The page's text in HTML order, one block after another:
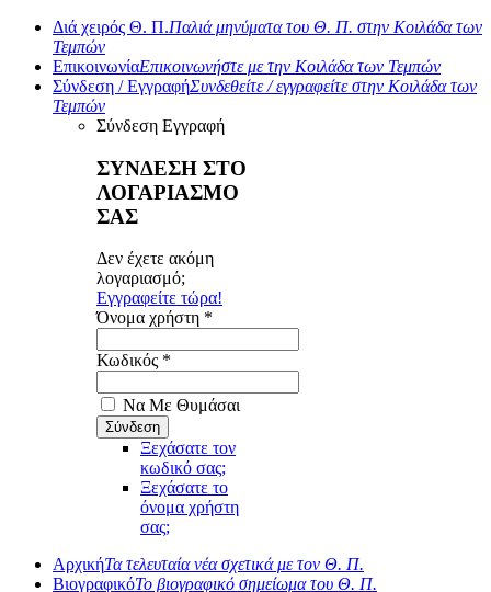
Διά χειρός Θ. Π.Παλιά μηνύματα του Θ. Π. στην Κοιλάδα των
Τεμπών
ΕπικοινωνίαΕπικοινωνήστε με την Κοιλάδα των Τεμπών
Σύνδεση / ΕγγραφήΣυνδεθείτε / εγγραφείτε στην Κοιλάδα των
Τεμπών
Σύνδεση Εγγραφή
ΣΥΝΔΕΣΗ ΣΤΟ
ΛΟΓΑΡΙΑΣΜΟ
ΣΑΣ
Δεν έχετε ακόμη
λογαριασμό;
Εγγραφείτε τώρα!
Όνομα χρήστη *
Κωδικός *
Να Με Θυμάσαι
Ξεχάσατε τον
κωδικό σας;
Ξεχάσατε το
όνομα χρήστη
σας;
ΑρχικήΤα τελευταία νέα σχετικά με τον Θ. Π.
ΒιογραφικόΤο βιογραφικό σημείωμα του Θ. Π.